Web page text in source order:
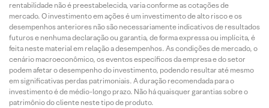
rentabilidade não é preestabelecida, varia conforme as cotações de
mercado. O investimento em ações é um investimento de alto risco e os
desempenhos anteriores não são necessariamente indicativos de resultados
futuros e nenhuma declaração ou garantia, de forma expressa ou implícita, é
feita neste material em relação a desempenhos. As condições de mercado, o
cenário macroeconômico, os eventos específicos da empresa e do setor
podem afetar o desempenho do investimento, podendo resultar até mesmo
em significativas perdas patrimoniais. A duração recomendada para o
investimento é de médio-longo prazo. Não há quaisquer garantias sobre o
patrimônio do cliente neste tipo de produto.